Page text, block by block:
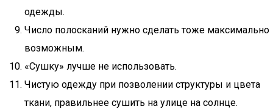
одежды.
Число полосканий нужно сделать тоже максимально
возможным.
«Сушку» лучше не использовать.
Чистую одежду при позволении структуры и цвета
ткани, правильнее сушить на улице на солнце.